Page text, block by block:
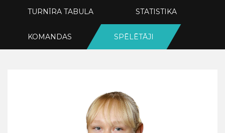
TURNĪRA TABULA STATISTIKA
KOMANDAS SPĒLĒTĀJI